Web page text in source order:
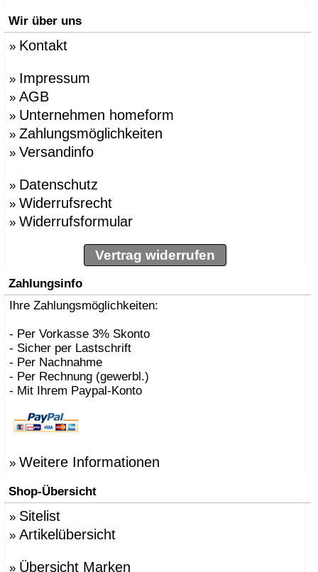
Wir über uns
» Kontakt
» Impressum
» AGB
» Unternehmen homeform
» Zahlungsmöglichkeiten
» Versandinfo
» Datenschutz
» Widerrufsrecht
» Widerrufsformular
Vertrag widerrufen
Zahlungsinfo
Ihre Zahlungsmöglichkeiten:
- Per Vorkasse 3% Skonto
- Sicher per Lastschrift
- Per Nachnahme
- Per Rechnung (gewerbl.)
- Mit Ihrem Paypal-Konto
» Weitere Informationen
Shop-Übersicht
» Sitelist
» Artikelübersicht
» Übersicht Marken